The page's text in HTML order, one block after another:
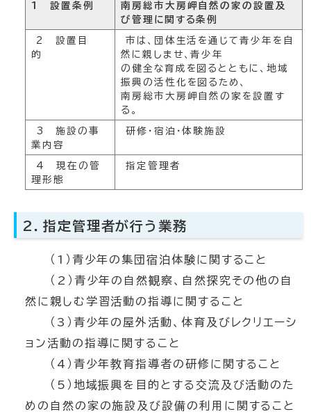
1 設置条例
南房総市大房岬自然の家の設置及
び管理に関する条例
2 設置目
的
市は、団体生活を通じて青少年を自
然に親しませ、青少年
の健全な育成を図るとともに、地域
振興の活性化を図るため、
南房総市大房岬自然の家を設置す
る。
3 施設の事
業内容
研修・宿泊・体験施設
4 現在の管
理形態
指定管理者
2．指定管理者が行う業務
（1）青少年の集団宿泊体験に関すること
（2）青少年の自然観察、自然探究その他の自
然に親しむ学習活動の指導に関すること
（3）青少年の屋外活動、体育及びレクリエーシ
ョン活動の指導に関すること
（4）青少年教育指導者の研修に関すること
（5）地域振興を目的とする交流及び活動のた
めの自然の家の施設及び設備の利用に関すること